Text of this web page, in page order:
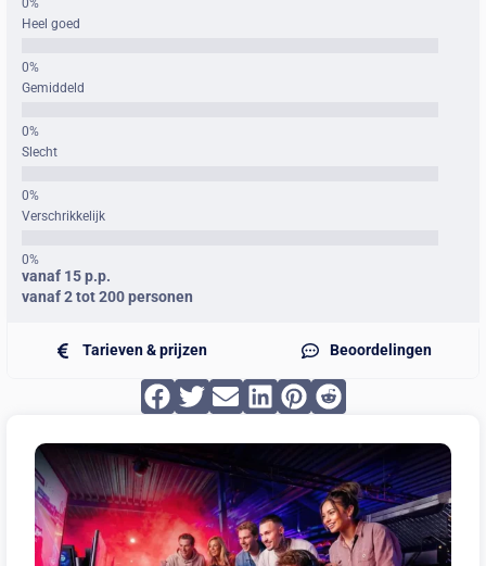
Heel goed
Gemiddeld
Slecht
Verschrikkelijk
vanaf 15 p.p.
vanaf 2 tot 200 personen
Tarieven & prijzen Beoordelingen